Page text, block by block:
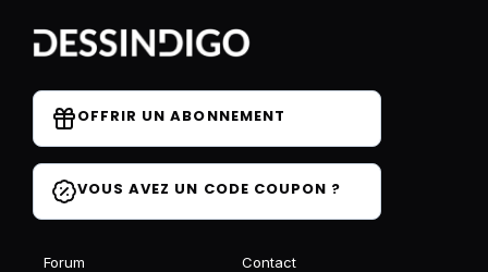
OFFRIR UN ABONNEMENT
VOUS AVEZ UN CODE COUPON ?
Forum Contact